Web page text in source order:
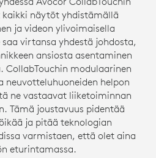
näytöt yhdistämällä
ja videon ylivoimaisella
virtansa yhdestä johdosta,
ansiosta asentaminen
CollabTouchin modulaarinen
neuvotteluhuoneiden helpon
ne vastaavat liiketoiminnan
Tämä joustavuus pidentää
ja pitää teknologian
varmistaen, että olet aina
eturintamassa.